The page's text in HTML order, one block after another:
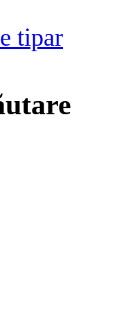
tipar